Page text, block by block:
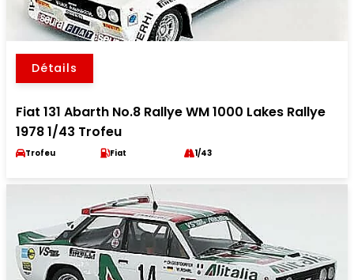
Détails
Fiat 131 Abarth No.8 Rallye WM 1000 Lakes Rallye
1978 1/43 Trofeu
Trofeu Fiat 1/43